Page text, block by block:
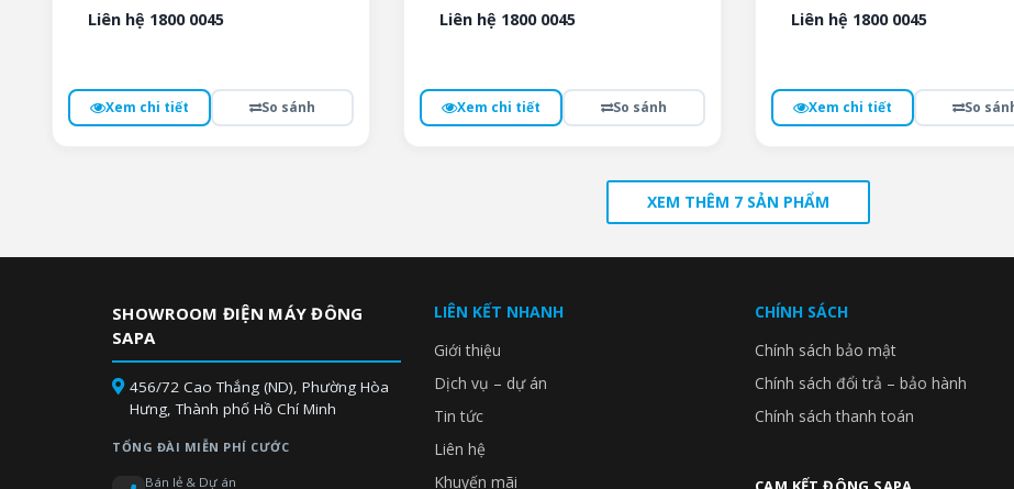
Liên hệ 1800 0045
Xem chi tiết So sánh
Liên hệ 1800 0045
Xem chi tiết So sánh
Liên hệ 1800 0045
Xem chi tiết So
XEM THÊM 7 SẢN PHẨM
SHOWROOM ĐIỆN MÁY ĐÔNG
SAPA
456/72 Cao Thắng (ND), Phường Hòa
Hưng, Thành phố Hồ Chí Minh
TỔNG ĐÀI MIỄN PHÍ CƯỚC
Bán lẻ & Dự án
LIÊN KẾT NHANH
Giới thiệu
Dịch vụ – dự án
Tin tức
Liên hệ
Khuyến mãi
CHÍNH SÁCH
Chính sách bảo mật
Chính sách đổi trả – bảo hành
Chính sách thanh toán